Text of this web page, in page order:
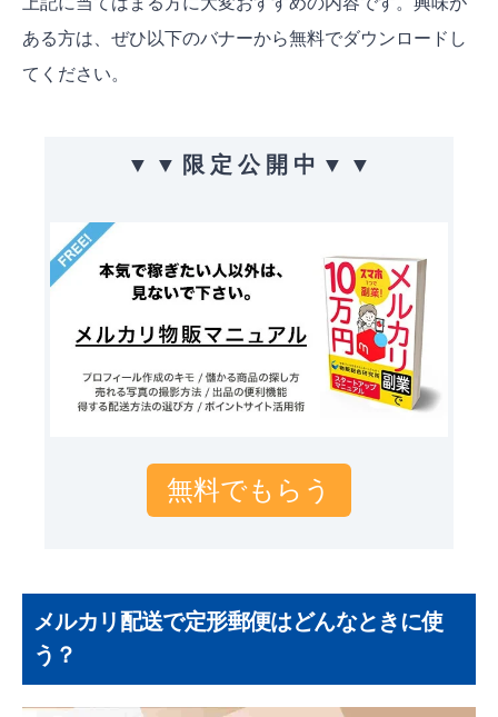
ある方は、ぜひ以下のバナーから無料でダウンロードし
てください。
▼ ▼ 限 定 公 開 中 ▼ ▼
無料でもらう
メルカリ配送で定形郵便はどんなときに使
う？